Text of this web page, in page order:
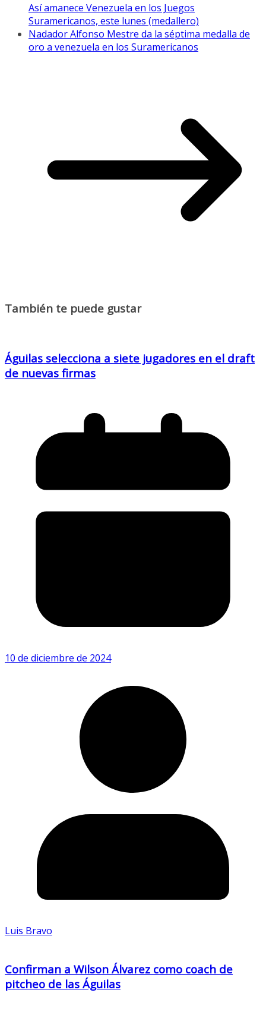
Así amanece Venezuela en los Juegos
Suramericanos, este lunes (medallero)
Nadador Alfonso Mestre da la séptima medalla de
oro a venezuela en los Suramericanos
También te puede gustar
Águilas selecciona a siete jugadores en el draft
de nuevas firmas
10 de diciembre de 2024
Luis Bravo
Confirman a Wilson Álvarez como coach de
pitcheo de las Águilas